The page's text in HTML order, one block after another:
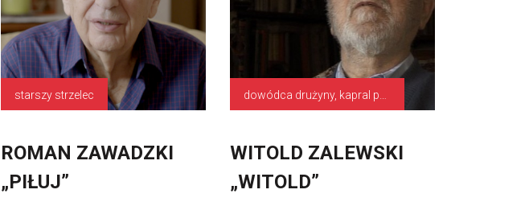
starszy strzelec
ROMAN ZAWADZKI
„PIŁUJ”
WITOLD ZALEWSKI
„WITOLD”